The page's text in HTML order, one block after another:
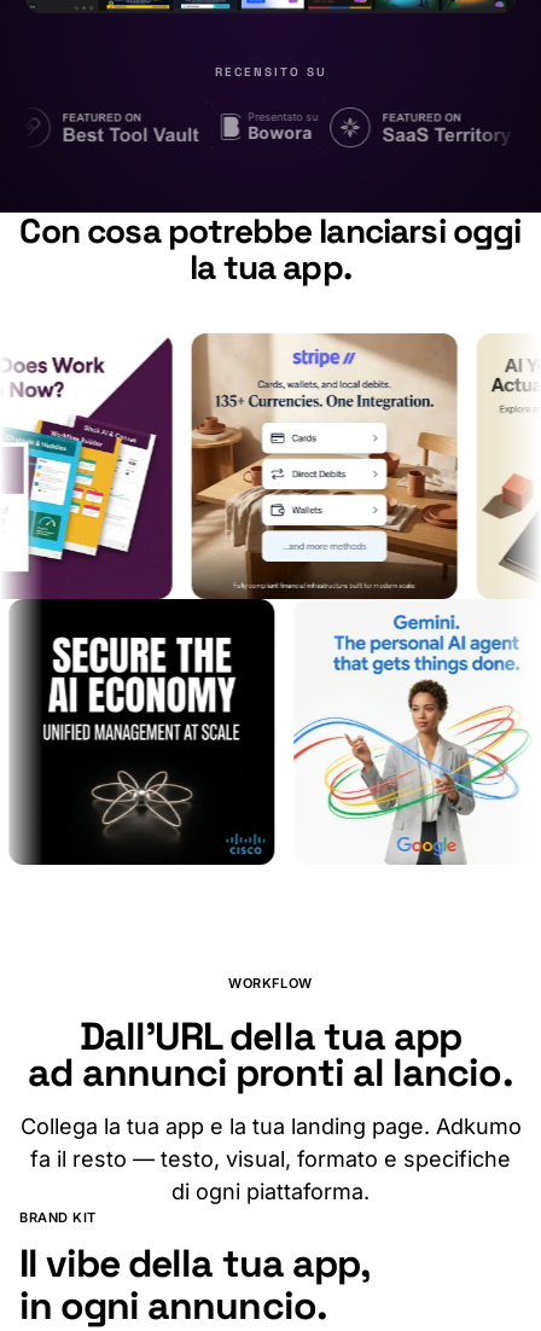
RECENSITO SU
Presentato su
Bowora
Con cosa potrebbe lanciarsi oggi
la tua app.
WORKFLOW
Dall'URL della tua app
ad annunci pronti al lancio.
Collega la tua app e la tua landing page. Adkumo
fa il resto — testo, visual, formato e specifiche
di ogni piattaforma.
BRAND KIT
Il vibe della tua app,
in ogni annuncio.